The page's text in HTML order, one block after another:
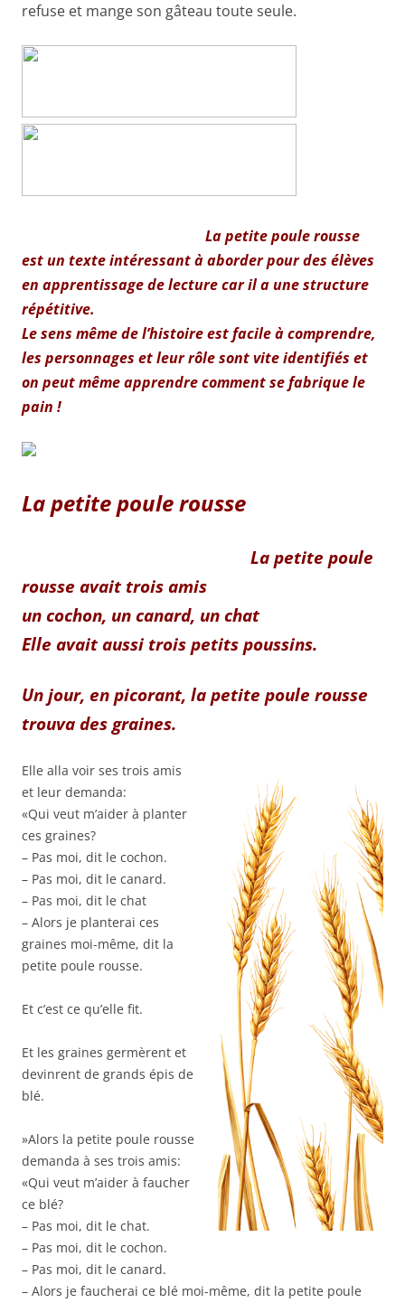
refuse et mange son gâteau toute seule.
La petite poule rousse
est un texte intéressant à aborder pour des élèves
en apprentissage de lecture car il a une structure
répétitive.
Le sens même de l’histoire est facile à comprendre,
les personnages et leur rôle sont vite identifiés et
on peut même apprendre comment se fabrique le
pain !
La petite poule rousse
La petite poule
rousse avait trois amis
un cochon, un canard, un chat
Elle avait aussi trois petits poussins.
Un jour, en picorant, la petite poule rousse
trouva des graines.
Elle alla voir ses trois amis
et leur demanda:
«Qui veut m’aider à planter
ces graines?
– Pas moi, dit le cochon.
– Pas moi, dit le canard.
– Pas moi, dit le chat
– Alors je planterai ces
graines moi-même, dit la
petite poule rousse.
Et c’est ce qu’elle fit.
Et les graines germèrent et
devinrent de grands épis de
blé.
»Alors la petite poule rousse
demanda à ses trois amis:
«Qui veut m’aider à faucher
ce blé?
– Pas moi, dit le chat.
– Pas moi, dit le cochon.
– Pas moi, dit le canard.
– Alors je faucherai ce blé moi-même, dit la petite poule